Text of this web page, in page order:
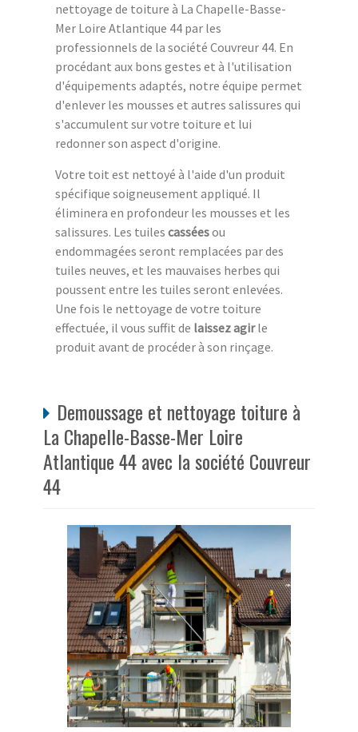
nettoyage de toiture à La Chapelle-Basse-
Mer Loire Atlantique 44 par les
professionnels de la société Couvreur 44. En
procédant aux bons gestes et à l'utilisation
d'équipements adaptés, notre équipe permet
d'enlever les mousses et autres salissures qui
s'accumulent sur votre toiture et lui
redonner son aspect d'origine.
Votre toit est nettoyé à l'aide d'un produit
spécifique soigneusement appliqué. Il
éliminera en profondeur les mousses et les
salissures. Les tuiles casséesou
endommagées seront remplacées par des
tuiles neuves, et les mauvaises herbes qui
poussent entre les tuiles seront enlevées.
Une fois le nettoyage de votre toiture
effectuée, il vous suffit de laissez agirle
produit avant de procéder à son rinçage.
Demoussage et nettoyage toiture à
La Chapelle-Basse-Mer Loire
Atlantique 44 avec la société Couvreur
44